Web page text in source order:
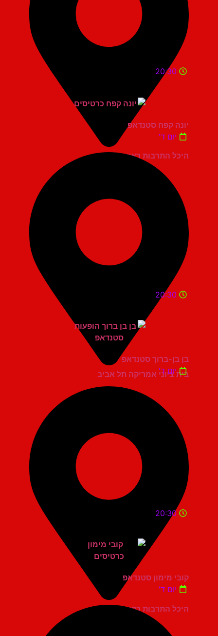
היכל התרבות ראשון לציון
20:30
יונה קפח סטנדאפ
יום ד'
בית ציוני אמריקה תל אביב
20:30
בן בן-ברוך סטנדאפ
יום ד'
היכל התרבות כפר סבא
20:30
קובי מימון סטנדאפ
יום ד'